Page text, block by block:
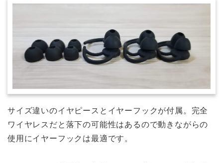
サイズ違いのイヤピースとイヤーフックが付属。完全
ワイヤレスだと落下の可能性はあるので動きながらの
使用にイヤーフックは最適です。